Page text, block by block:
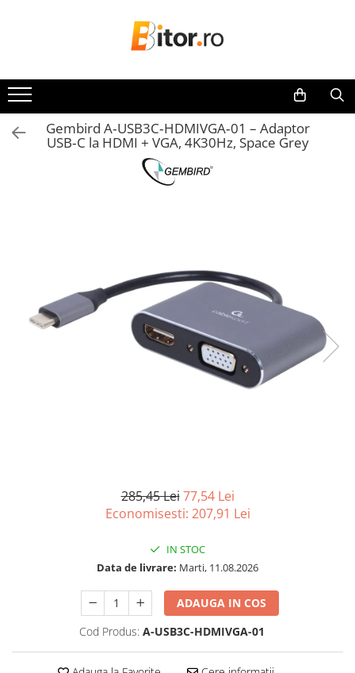
Laptop , PC, Tablete
Laptop-uri
Laptop-uri Gaming
Laptop-uri Workstation
Imprimante, Scannere,
Consumabile
Imprimante & Multifuncționale
Imprimanta Laser Color
Consumabile & Filamente 3D
Cerneală & Cap de Printare
Consumabile - toner
Imprimante Large Format Printer
Gembird A‑USB3C‑HDMIVGA‑01 – Adaptor
USB‑C la HDMI + VGA, 4K30Hz, Space Grey
285,45 Lei 77,54 Lei
Economisesti: 207,91 Lei
IN STOC
Data de livrare: Marti, 11.08.2026
ADAUGA IN COS
Cod Produs: A-USB3C-HDMIVGA-01